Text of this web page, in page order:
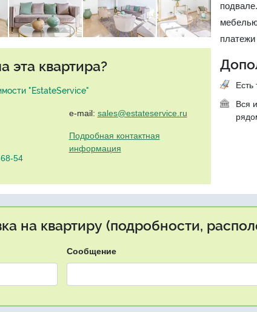
эта квартира?
"EstateService"
54
e-mail: sales@estateservice.ru
Подробная контактная
информация
платежи
Есть
Вся
на квартиру (подробности,
Сообщение